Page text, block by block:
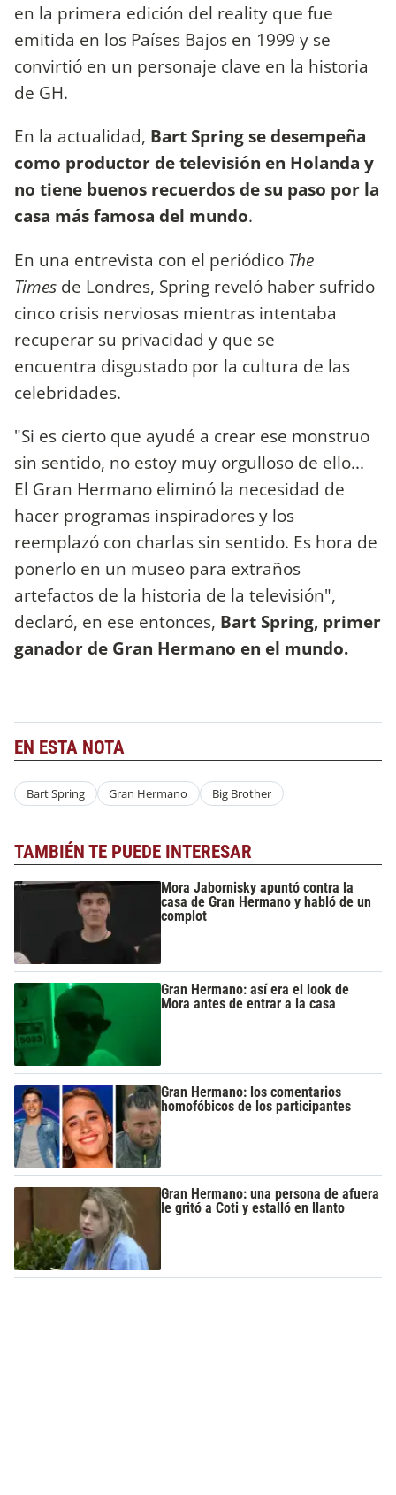
en la primera edición del reality que fue
emitida en los Países Bajos en 1999 y se
convirtió en un personaje clave en la historia
de GH.
En la actualidad, Bart Spring se desempeña
como productor de televisión en Holanda y
no tiene buenos recuerdos de su paso por la
casa más famosa del mundo.
En una entrevista con el periódico The
Times de Londres, Spring reveló haber sufrido
cinco crisis nerviosas mientras intentaba
recuperar su privacidad y que se
encuentra disgustado por la cultura de las
celebridades.
"Si es cierto que ayudé a crear ese monstruo
sin sentido, no estoy muy orgulloso de ello...
El Gran Hermano eliminó la necesidad de
hacer programas inspiradores y los
reemplazó con charlas sin sentido. Es hora de
ponerlo en un museo para extraños
artefactos de la historia de la televisión",
declaró, en ese entonces, Bart Spring, primer
ganador de Gran Hermano en el mundo.
EN ESTA NOTA
Bart Spring Gran Hermano Big Brother
TAMBIÉN TE PUEDE INTERESAR
Mora Jabornisky apuntó contra la
casa de Gran Hermano y habló de un
complot
Gran Hermano: así era el look de
Mora antes de entrar a la casa
Gran Hermano: los comentarios
homofóbicos de los participantes
Gran Hermano: una persona de afuera
le gritó a Coti y estalló en llanto